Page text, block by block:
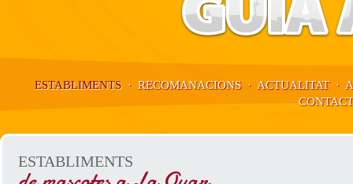
ESTABLIMENTS· RECOMANACIONS· ACTUALITAT·
ESTABLIMENTS